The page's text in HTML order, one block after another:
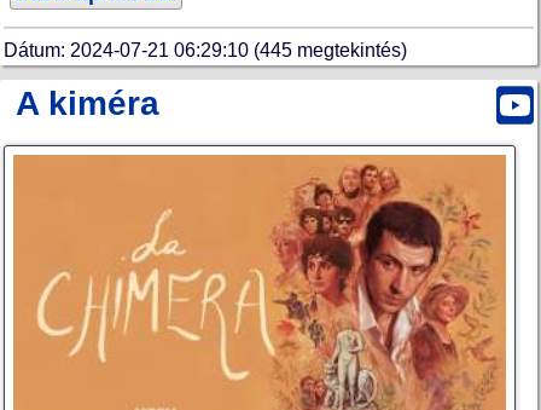
Dátum: 2024-07-21 06:29:10 (445 megtekintés)
A kiméra